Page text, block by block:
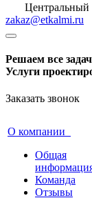
Центральный
zakaz@etkalmi.ru
Решаем все
Услуги
Заказать звонок
О компании
Общая
Команда
Отзывы